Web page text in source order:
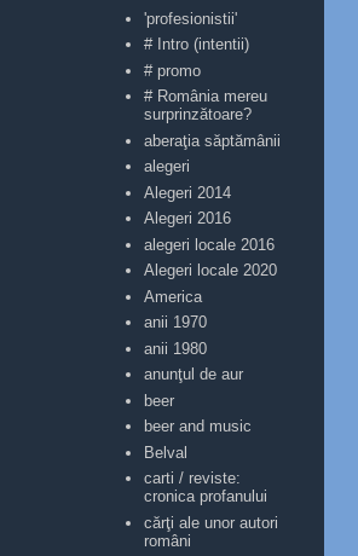
'profesionistii'
# Intro (intentii)
# promo
# România mereu
surprinzătoare?
aberaţia săptămânii
alegeri
Alegeri 2014
Alegeri 2016
alegeri locale 2016
Alegeri locale 2020
America
anii 1970
anii 1980
anunţul de aur
beer
beer and music
Belval
carti / reviste:
cronica profanului
cărţi ale unor autori
români